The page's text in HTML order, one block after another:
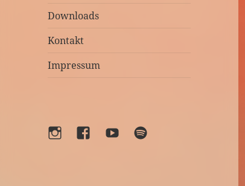
Downloads
Kontakt
Impressum
InstagramFacebookYouTubeSpotify